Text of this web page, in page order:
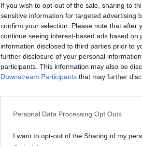
If you wish to opt-out of the sale, sharing to
sensitive information for targeted advertising
confirm your selection. Please note that after
continue seeing interest-based ads based
information disclosed to third parties prior to
further disclosure of your personal
participants. This information may also be
Downstream Participants that may further
Personal Data Processing Opt Outs
I want to opt-out of the Sharing of my
POLITICA
Risotto col persico
climatico: il
dell’Unità a
politica
Due appuntamenti alla festa del
intervengono le deputate Chiara
Alice Bernardoni e Dino De Simone
VARESE
Bando caldaie del
contributi a chi
Contributi a chi sostituisce impianti